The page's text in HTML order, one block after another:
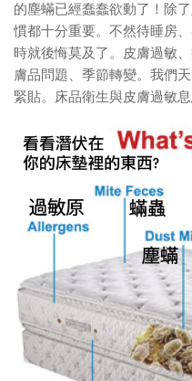
放映會
首映會
計劃詳情
的塵蟎已經蠢蠢欲動了！除
慣都十分重要。不然待睡房
時就後悔莫及了。皮膚過敏
膚品問題、季節轉變。我們
緊貼。床品衛生與皮膚過敏息